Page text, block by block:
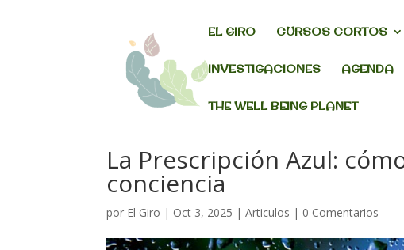
EL GIRO CURSOS CORTOS
INVESTIGACIONES AGENDA
THE WELL BEING PLANET
La Prescripción Azul:
conciencia
por El Giro | Oct 3, 2025 |Articulos | 0 Comentarios